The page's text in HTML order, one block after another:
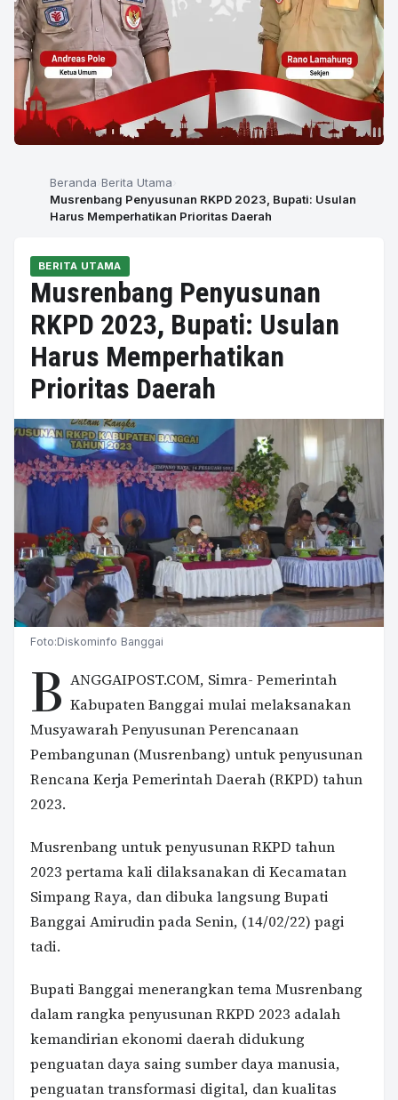
Beranda Berita Utama
Musrenbang Penyusunan RKPD 2023, Bupati: Usulan
Harus Memperhatikan Prioritas Daerah
BERITA UTAMA
Musrenbang Penyusunan
RKPD 2023, Bupati: Usulan
Harus Memperhatikan
Prioritas Daerah
Foto:Diskominfo Banggai
B ANGGAIPOST.COM, Simra- Pemerintah
Kabupaten Banggai mulai melaksanakan
Musyawarah Penyusunan Perencanaan
Pembangunan (Musrenbang) untuk penyusunan
Rencana Kerja Pemerintah Daerah (RKPD) tahun
2023.
Musrenbang untuk penyusunan RKPD tahun
2023 pertama kali dilaksanakan di Kecamatan
Simpang Raya, dan dibuka langsung Bupati
Banggai Amirudin pada Senin, (14/02/22) pagi
tadi.
Bupati Banggai menerangkan tema Musrenbang
dalam rangka penyusunan RKPD 2023 adalah
kemandirian ekonomi daerah didukung
penguatan daya saing sumber daya manusia,
penguatan transformasi digital, dan kualitas